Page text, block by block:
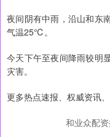
夜间阴有中雨，沿山和东
气温25℃。
今天下午至夜间降雨较明
灾害。 ​​​
更多热点速报、权威资讯
和业众配